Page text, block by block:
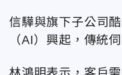
信驊與旗下子公司
（AI）興起，傳統